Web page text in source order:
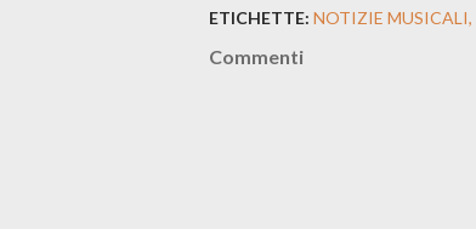
ETICHETTE: NOTIZIE MUSICALI
Commenti